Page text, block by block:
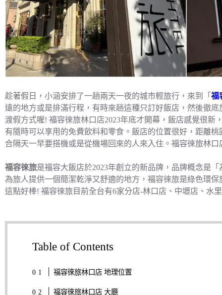
趁著假日，小涵安排了一趟兩天一夜的城市輕旅行，來到「 福
遠的地方或是排滿行程，有時來趟這種只訂好飯店，然後徹
渡假方式喔! 福容徠旅林口店2023年底才開幕，飯店感覺很
有隨時可以享用的免費飲料和零食。飯店的位置很好，距離
合隔天一早要搭機或是從機場回來的人來入住。福容徠旅林
福容徠旅是福容大飯店於2023年創立的新品牌，品牌概念是
為旅人提供一個簡潔乾淨又舒適的地方，福容徠旅是綠色環
這點好棒! 福容徠旅目前全台有6家分店-林口店、中壢店、水
Table of Contents
福容徠旅林口店 地理位置
福容徠旅林口店 大廳